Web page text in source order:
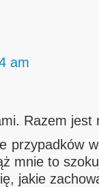
am
Razem jest
przypadków
mnie to
jakie